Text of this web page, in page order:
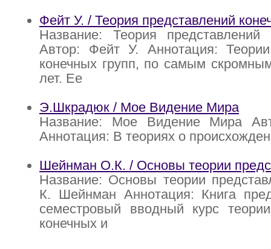
Фейт У. / Теория представлений
Название: Теория представлений
Автор: Фейт У. Аннотация: Теории
конечных групп, по самым
лет. Ее
Э.Шкрадюк / Мое Видение Мира
Название: Мое Видение Мира
Аннотация: В теориях о
Шейнман О.К. / Основы теории
Название: Основы теории
К. Шейнман Аннотация: Книга
семестровый вводный курс
конечных и